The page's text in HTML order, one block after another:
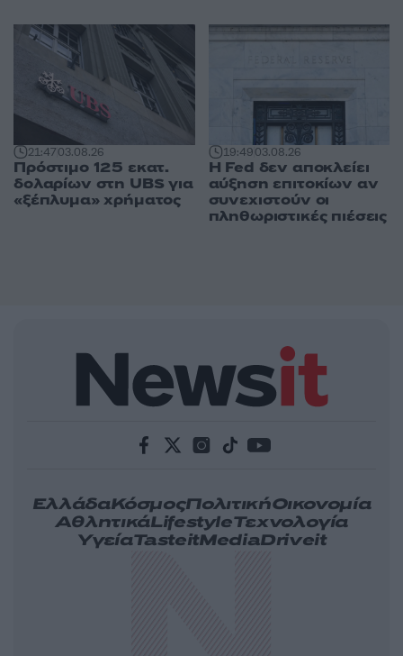
21:4703.08.26
Πρόστιμο 125 εκατ.
δολαρίων στη UBS για
«ξέπλυμα» χρήματος
19:4903.08.26
Η Fed δεν αποκλείει
αύξηση επιτοκίων αν
συνεχιστούν οι
πληθωριστικές πιέσεις
ΕλλάδαΚόσμοςΠολιτικήΟικονομία
ΑθλητικάLifestyleΤεχνολογία
ΥγείαTasteitMediaDriveit